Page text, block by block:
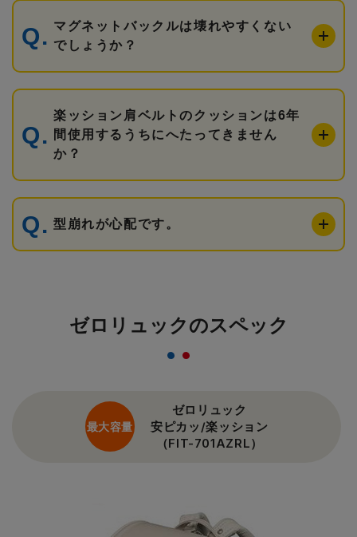
マグネットバックルは壊れやすくない
でしょうか？
楽ッション肩ベルトのクッションは6年
間使用するうちにへたってきません
か？
型崩れが心配です。
ゼロリュックのスペック
最大容量
ゼロリュック
安ピカッ/楽ッション
（FIT-701AZRL）